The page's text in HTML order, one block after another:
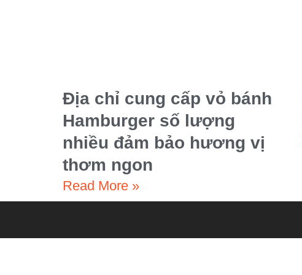
Địa chỉ cung cấp vỏ bánh
Hamburger số lượng
nhiều đảm bảo hương vị
thơm ngon
Read More »